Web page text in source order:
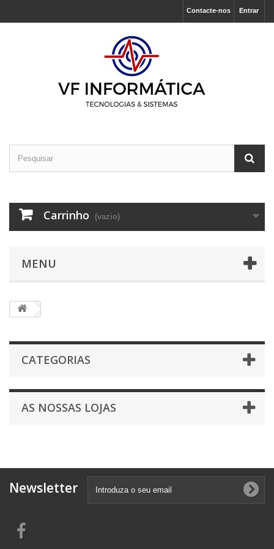
Entrar
Contacte-nos
Carrinho (vazio)
MENU
CATEGORIAS
AS NOSSAS LOJAS
Newsletter